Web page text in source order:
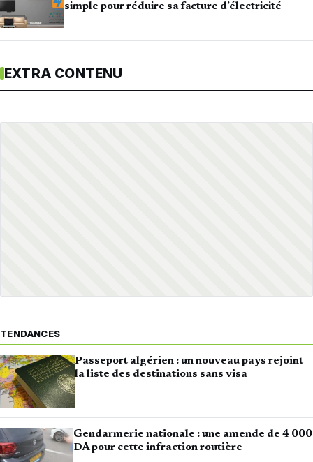
simple pour réduire sa facture d’électricité
EXTRA CONTENU
TENDANCES
Passeport algérien : un nouveau pays rejoint
la liste des destinations sans visa
Gendarmerie nationale : une amende de 4 000
DA pour cette infraction routière